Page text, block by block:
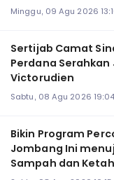
Minggu, 09 Agu 2026
Sertijab Camat
Perdana
Victorudien
Sabtu, 08 Agu 2026
Bikin Program
Jombang Ini
Sampah dan